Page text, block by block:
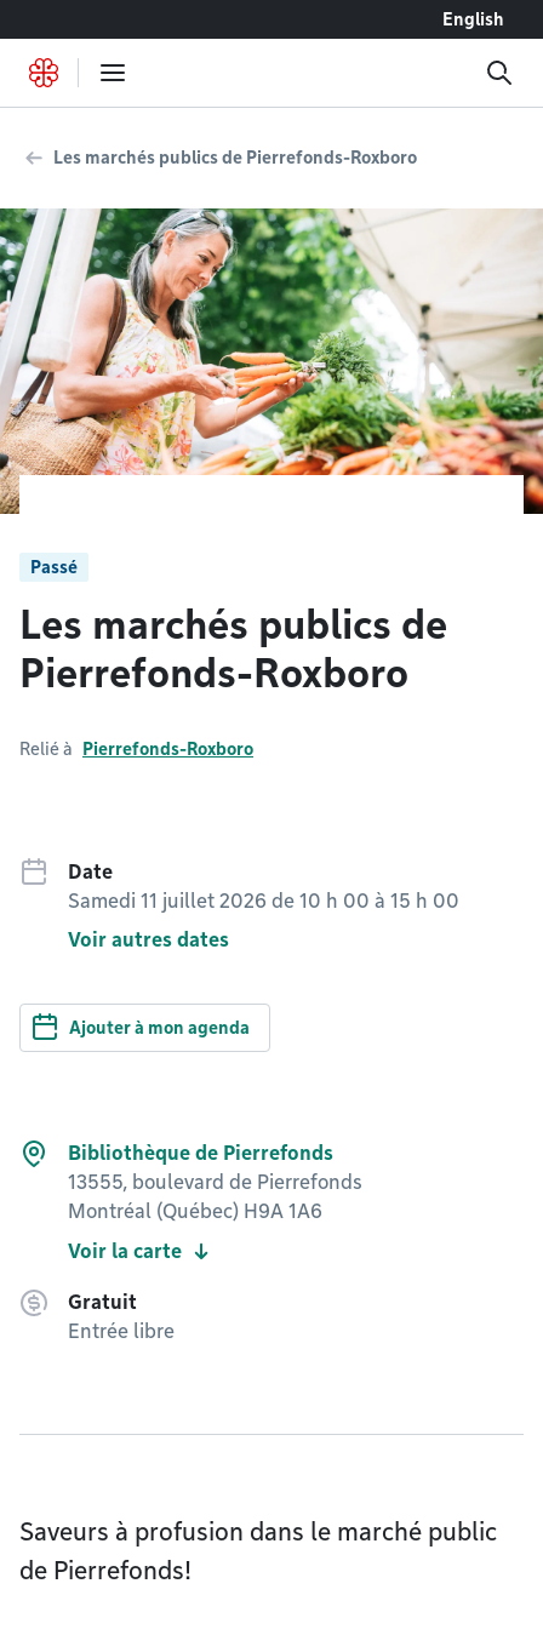
English
Les marchés publics de Pierrefonds-Roxboro
Passé
Les marchés publics de
Pierrefonds-Roxboro
Relié à Pierrefonds-Roxboro
Date
Samedi 11 juillet 2026 de 10 h 00 à 15 h 00
Voir autres dates
Ajouter à mon agenda
Bibliothèque de Pierrefonds
13555, boulevard de Pierrefonds
Montréal (Québec) H9A 1A6
Voir la carte
Gratuit
Entrée libre
Saveurs à profusion dans le marché public
de Pierrefonds!